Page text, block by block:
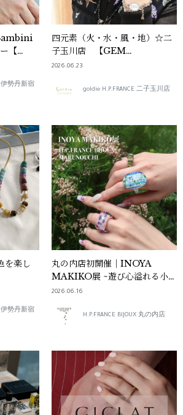
【
伊勢丹新宿
四元素（火・水・風・地）☆二
子玉川店 【GEM
KINGDOM（ジェム・キング
2026.06.23
goldie H.P.FRANCE 二子玉川店
楽し
伊勢丹新宿
丸の内店初開催｜INOYA
MAKIKO展 ~遊び心溢れる小さ
なガラスの世界~
2026.06.16
H.P.FRANCE BIJOUX 丸の内店